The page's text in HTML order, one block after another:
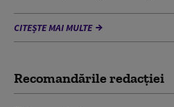
CITEȘTE MAI MULTE
Recomandările redacţiei